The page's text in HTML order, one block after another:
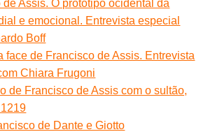
de Assis. O protótipo ocidental da
e emocional. Entrevista especial
Boff
face de Francisco de Assis. Entrevista
Chiara Frugoni
de Francisco de Assis com o sultão,
de Dante e Giotto